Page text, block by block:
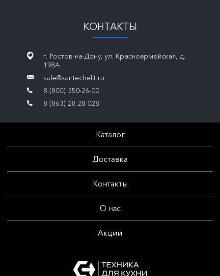
КОНТАКТЫ
г. Ростов-на-Дону, ул. Красноармейская, д.
198А
sale@santechelit.ru
8 (800) 350-26-00
8 (863) 28-28-028
Каталог
Доставка
Контакты
О нас
Акции